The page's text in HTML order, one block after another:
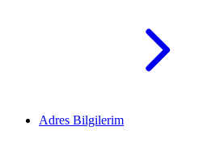
Adres Bilgilerim